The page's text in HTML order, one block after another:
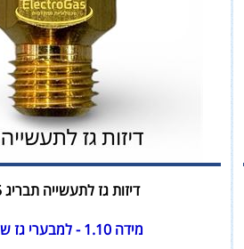
דיזות גז לתעשייה תבריג M5
מידה 1.10 - למבערי גז שונים